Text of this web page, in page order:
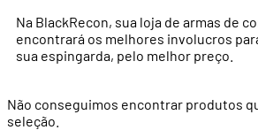
Na BlackRecon, sua loja de armas de
encontrará os melhores involucros
sua espingarda, pelo melhor preço.
Não conseguimos encontrar produtos
seleção.